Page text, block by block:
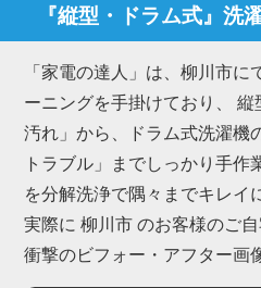
『縦型・ドラム式』洗
「家電の達人」は、柳川市に
ーニングを手掛けており、
汚れ」から、ドラム式洗濯機
トラブル」までしっかり手作
を分解洗浄で隅々までキレイ
実際に 柳川市 のお客様のご
衝撃のビフォー・アフター画